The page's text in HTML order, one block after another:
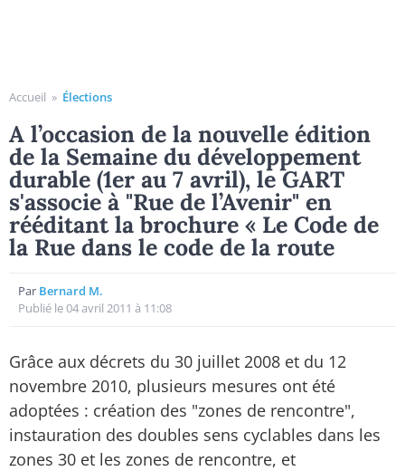
Accueil » Élections
A l’occasion de la nouvelle édition
de la Semaine du développement
durable (1er au 7 avril), le GART
s'associe à "Rue de l’Avenir" en
rééditant la brochure « Le Code de
la Rue dans le code de la route
Par Bernard M.
Publié le 04 avril 2011 à 11:08
Grâce aux décrets du 30 juillet 2008 et du 12
novembre 2010, plusieurs mesures ont été
adoptées : création des "zones de rencontre",
instauration des doubles sens cyclables dans les
zones 30 et les zones de rencontre, et